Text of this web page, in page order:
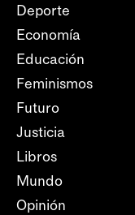
Deporte
Economía
Educación
Feminismos
Futuro
Justicia
Libros
Mundo
Opinión